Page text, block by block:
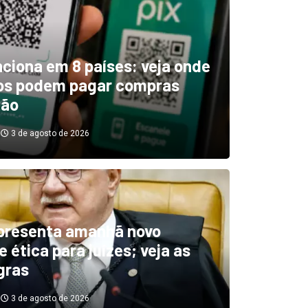
indica El Niño
diminuindo chuvas e
secas de rios
3 de agosto de 2026
em 8 países: veja onde
podem pagar compras
3 de agosto de 2026
amanhã novo
ética para juízes; veja as
3 de agosto de 2026